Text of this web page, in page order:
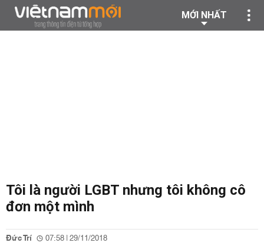
MỚI NHẤT
Tôi là người LGBT nhưng tôi không cô
đơn một mình
Đức Trí 07:58 | 29/11/2018